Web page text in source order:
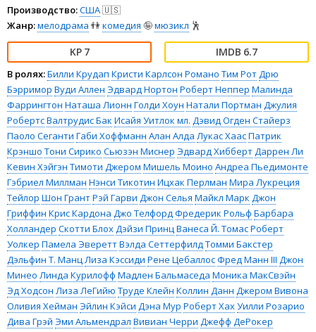
Производство:США🇺🇸
Жанр:мелодрама 👫комедия 🤪мюзикл 🕺
7 6.7
В ролях:Билли Крудап Кристи Карлсон Романо Тим РотДрю
Бэрримор Вуди Аллен Эдвард Нортон Роберт Неппер Малинда
Фаррингтон Наташа Лионн Голди Хоун Натали Портман Джулия
РобертсВалтрудис Бак Исайя Уитлок мл. Дэвид Огден Стайерз
Паоло Сеганти Габи Хоффманн Алан Алда Лукас ХаасПатрик
Крэншо Тони Сирико Сьюзэн Миснер Эдвард ХиббертДаррен Ли
Кевин Хэйгэн Тимоти Джером Мишель Моино Андреа Пьедимонте
Гэбриел Миллман Нэнси Тикотин Ицхак Перлман Мира Лукреция
Тейлор Шон ГрантРэй Гарви Джон Селья Майкл Марк Джон
Гриффин Крис Кардона Джо ТелфордФредерик Рольф Барбара
Холландер Скотти БлохДэйзи ПринцВанеса Й. ТомасРоберт
Уолкер Памела ЭвереттВэлда СеттерфилдТомми Бакстер
Дэльфин Т. МанцЛиза Кэссиди Рене ЦебаллосФред Манн III Джон
Минео Линда Курилофф Мадлен Бальмаседа Моника МакСвэйн
Эд Ходсон Лиза ЛеГийю Труде Клейн Коллин Данн Джером Вивона
Оливия Хейман Эйлин Кэйси Дэна Мур Роберт ХахУилли Розарио
Дива Грэй Эми Альмендрал Вивиан Черри Джефф ДеРокер